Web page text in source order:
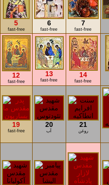
5
fast-free
6
fast-free
7
fast-free
12
fast-free
13
fast-free
14
fast-free
19
fast-free
20
آب
21
روغن